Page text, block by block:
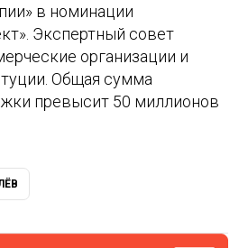
в номинации
Экспертный совет
организации и
Общая сумма
превысит 50 миллионов